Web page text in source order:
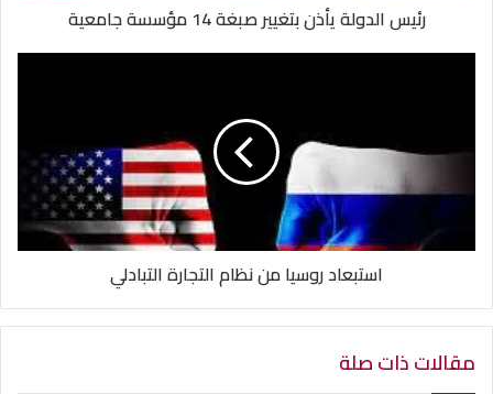
رئيس الدولة يأذن بتغيير صبغة 14 مؤسسة جامعية
استبعاد روسيا من نظام التجارة التبادلي
مقالات ذات صلة